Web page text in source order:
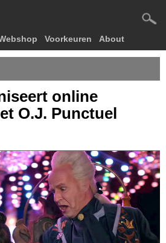
Voorkeuren About
online
O.J. Punctuel